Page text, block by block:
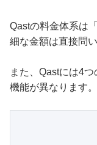
Qastの料金体系は
細な金額は直接問
また、Qastには4
機能が異なります。